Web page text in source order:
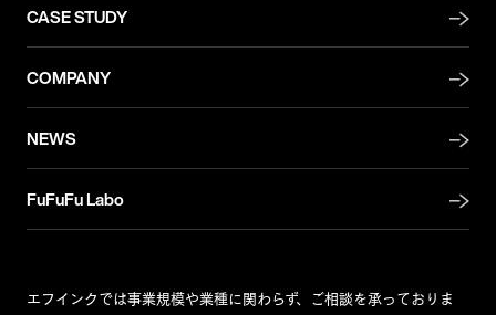
CASE STUDY
COMPANY
NEWS
FuFuFu Labo
エフインクでは事業規模や業種に関わらず、ご相談を承っておりま